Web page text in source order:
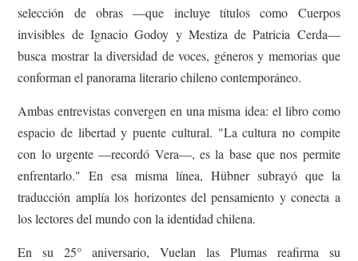
selección de obras —que incluye títulos como Cuerpos
invisibles de Ignacio Godoy y Mestiza de Patricia Cerda—
busca mostrar la diversidad de voces, géneros y memorias que
conforman el panorama literario chileno contemporáneo.
Ambas entrevistas convergen en una misma idea: el libro como
espacio de libertad y puente cultural. "La cultura no compite
con lo urgente —recordó Vera—, es la base que nos permite
enfrentarlo." En esa misma línea, Hübner subrayó que la
traducción amplía los horizontes del pensamiento y conecta a
los lectores del mundo con la identidad chilena.
En su 25° aniversario, Vuelan las Plumas reafirma su